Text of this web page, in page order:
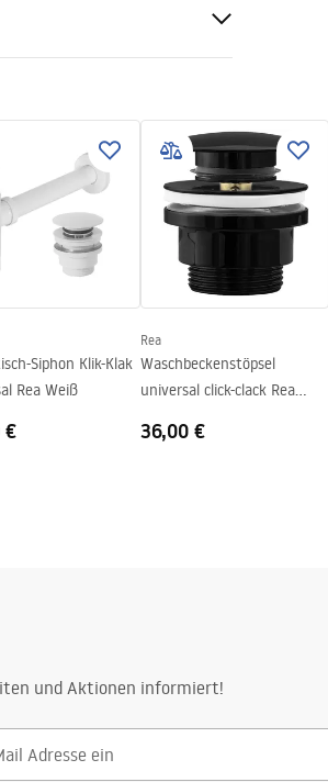
_5.pdf
Siphon Klik-Klak
Rea Weiß
€
Rea
Waschbeckenstöpsel
universal click-clack Rea
36,00 €
und Aktionen informiert!